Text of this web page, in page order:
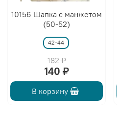
10156 Шапка с манжетом
(50-52)
42-44
182 ₽
140 ₽
В корзину